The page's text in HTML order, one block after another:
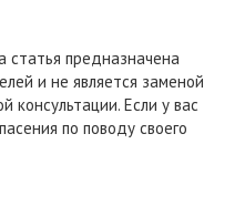
статья предназначена
и не является заменой
консультации. Если у вас
по поводу своего